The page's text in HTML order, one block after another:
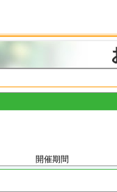
開催期間